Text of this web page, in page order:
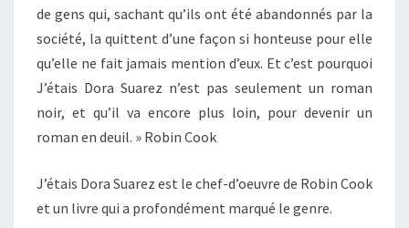
de gens qui, sachant qu’ils ont été abandonnés par la
société, la quittent d’une façon si honteuse pour elle
qu’elle ne fait jamais mention d’eux. Et c’est pourquoi
J’étais Dora Suarez n’est pas seulement un roman
noir, et qu’il va encore plus loin, pour devenir un
roman en deuil. » Robin Cook
J’étais Dora Suarez est le chef-d’oeuvre de Robin Cook
et un livre qui a profondément marqué le genre.